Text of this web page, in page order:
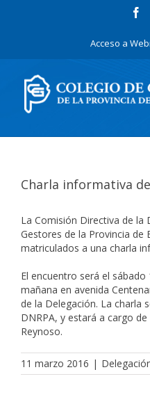
Acceso a
Charla informativa
La Comisión Directiva de la
Gestores de la Provincia de
matriculados a una charla
El encuentro será el
mañana en avenida
de la Delegación. La charla
DNRPA, y estará a cargo
Reynoso.
11 marzo 2016 |